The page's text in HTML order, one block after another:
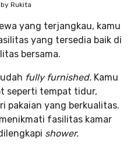
Rukita
yang terjangkau, kamu
yang tersedia baik di
bersama.
fully furnished. Kamu
seperti tempat tidur,
pakaian yang berkualitas.
fasilitas kamar
shower.